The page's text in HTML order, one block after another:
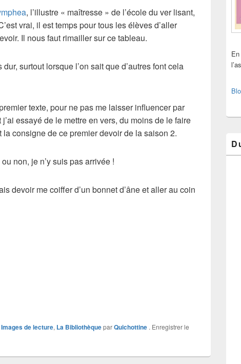
, l’illustre « maîtresse » de l’école du ver lisant,
vrai, il est temps pour tous les élèves d’aller
Il nous faut rimailler sur ce tableau.
dur, surtout lorsque l’on sait que d’autres font cela
texte, pour ne pas me laisser influencer par
essayé de le mettre en vers, du moins de le faire
consigne de ce premier devoir de la saison 2.
non, je n’y suis pas arrivée !
devoir me coiffer d’un bonnet d’âne et aller au coin
Images de lecture, La BibliothèqueparQuichottine . Enregistrer le